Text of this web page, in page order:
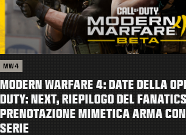
GIOCHI
NEGOZIO
ESPORTS
ASSISTENZA
ACCEDI
MW4
MODERN WARFARE 4: DATE DELLA
DUTY: NEXT, RIEPILOGO DEL
PRENOTAZIONE MIMETICA ARMA
SERIE